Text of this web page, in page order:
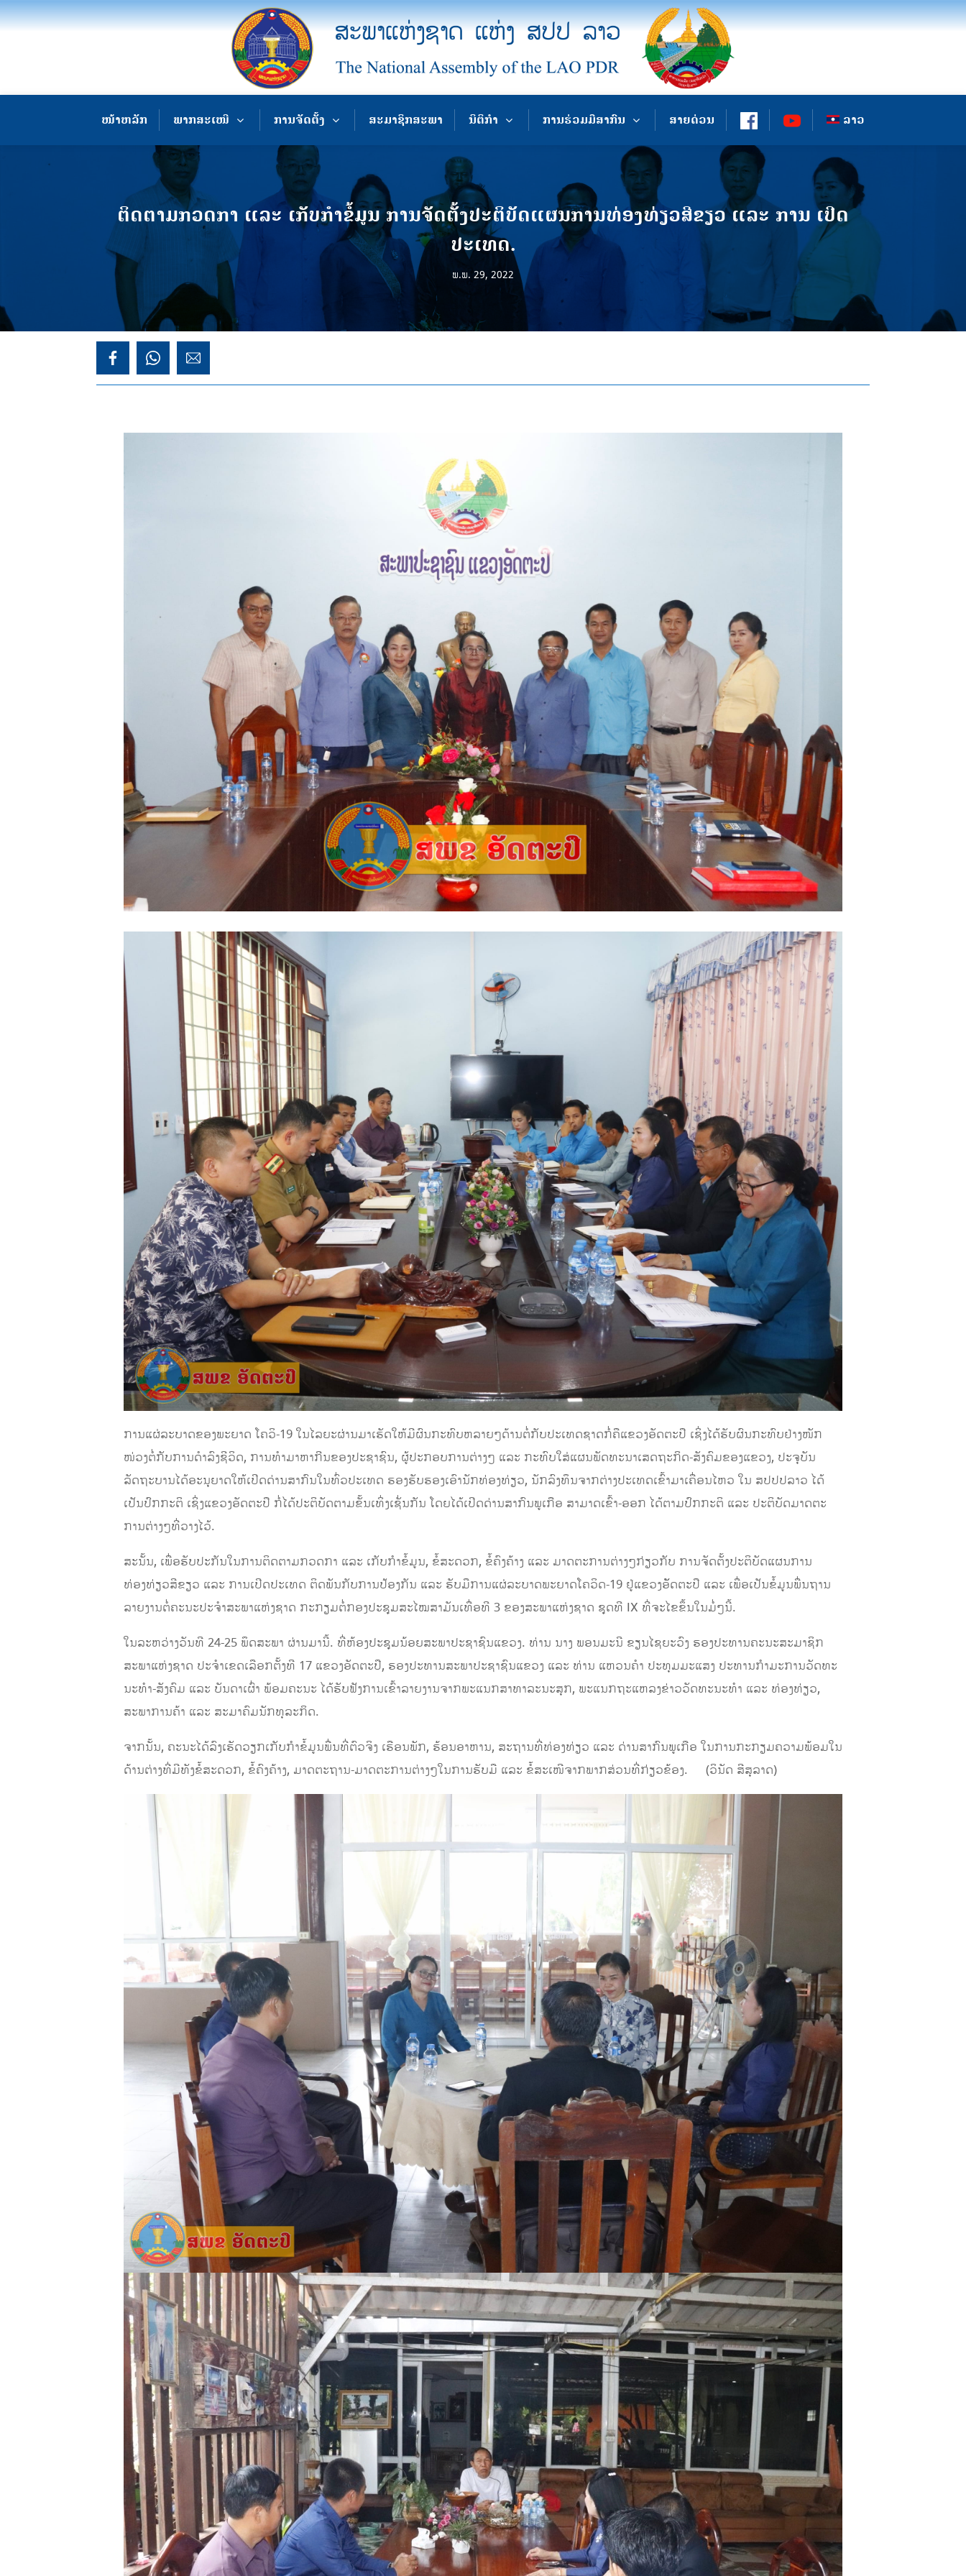
ໜ້າຫລັກ ພາກສະເໜີ ການຈັດຕັ້ງ ສະມາຊິກສະພາ ນິຕິກຳ ການຮ່ວມມືສາກົນ ສາຍດ່ວນ ລາວ
ຕິດຕາມກວດກາ ແລະ ເກັບກຳຂໍ້ມູນ ການຈັດຕັ້ງປະຕິບັດແຜນການທ່ອງທ່ຽວສີຂຽວ ແລະ ການ ເປີດ
ປະເທດ.
ພ.ພ. 29, 2022
ການແຜ່ລະບາດຂອງພະຍາດ ໂຄວິ-19 ໃນໄລຍະຜ່ານມາເຮັດໃຫ້ມີຜົນກະທົບຫລາຍໆດ້ານຕໍ່ກັບປະເທດຊາດກໍ່ຄືແຂວງອັດຕະປື ເຊິ່ງໄດ້ຮັບຜົນກະທົບຢ່າງໜັກ
ໜ່ວງຕໍ່ກັບການດຳລົງຊີວິດ, ການທຳມາຫາກີນຂອງປະຊາຊົນ, ຜູ້ປະກອບການຕ່າງໆ ແລະ ກະທົບໃສ່ແຜນພັດທະນາເສດຖະກິດ-ສັງຄົມຂອງແຂວງ, ປະຈຸບັນ
ລັດຖະບານໄດ້ອະນຸຍາດໃຫ້ເປີດດ່ານສາກົນໃນທົ່ວປະເທດ ຮອງຮັບຮອງເອົານັກທ່ອງທ່ຽວ, ນັກລົງທຶນຈາກຕ່າງປະເທດເຂົ້າມາເຄື່ອນໄຫວ ໃນ ສປປປລາວ ໄດ້
ເປັນປົກກະຕິ ເຊິ່ງແຂວງອັດຕະປື ກໍ່ໄດ້ປະຕິບັດຕາມຂັ້ນເທິ່ງເຊັ່ນກັນ ໂດຍໄດ້ເປີດດ່ານສາກົນພູເກືອ ສາມາດເຂົ້າ-ອອກ ໄດ້ຕາມປົກກະຕິ ແລະ ປະຕິບັດມາດຕະ
ການຕ່າງໆທີ່ວາງໄວ້.
ສະນັ້ນ, ເພື່ອຮັບປະກັນໃນການຕິດຕາມກວດກາ ແລະ ເກັບກຳຂໍ້ມູນ, ຂໍ້ສະດວກ, ຂໍ້ຄົງຄ້າງ ແລະ ມາດຕະການຕ່າງໆກ່ຽວກັບ ການຈັດຕັ້ງປະຕິບັດແຜນການ
ທ່ອງທ່ຽວສີຂຽວ ແລະ ການເປີດປະເທດ ຕິດພັນກັບການປ້ອງກັນ ແລະ ຮັບມືການແຜ່ລະບາດພະຍາດໂຄວິດ-19 ຢູ່ແຂວງອັັດຕະປື ແລະ ເພື່ອເປັນຂໍ້ມູນພື່ນຖານ
ລາຍງານຕໍ່ຄະນະປະຈໍາສະພາແຫ່ງຊາດ ກະກຽມຕໍ່ກອງປະຊຸມສະໄໝສາມັນເທື່ອທີ 3 ຂອງສະພາແຫ່ງຊາດ ຊຸດທີ IX ທີ່ຈະໄຂຂຶ້ນໃນມໍ່ໆນີ້.
ໃນລະຫວ່າງວັນທີ 24-25 ພຶດສະພາ ຜ່ານມານີ້. ທີ່ຫ້ອງປະຊຸມນ້ອຍສະພາປະຊາຊົນແຂວງ. ທ່ານ ນາງ ພອນມະນີ ຂຽນໄຊຍະວົງ ຮອງປະທານຄະນະສະມາຊິກ
ສະພາແຫ່ງຊາດ ປະຈໍາເຂດເລືອກຕັ້ງທີ 17 ແຂວງອັດຕະປື, ຮອງປະທານສະພາປະຊາຊົນແຂວງ ແລະ ທ່ານ ແຫວນຄຳ ປະທຸມມະແສງ ປະທານກໍາມະການວັດທະ
ນະທໍາ-ສັງຄົມ ແລະ ບັນດາເຜົ່າ ພ້ອມຄະນະ ໄດ້ຮັບຟັງການເຂົ້າລາຍງານຈາກພະແນກສາທາລະນະສຸກ, ພະແນກຖະແຫລງຂ່າວວັດທະນະທໍາ ແລະ ທ່ອງທ່ຽວ,
ສະພາການຄ້າ ແລະ ສະມາຄົມນັກທຸລະກິດ.
ຈາກນັ້ນ, ຄະນະໄດ້ລົງເຮັດວຽກເກັບກຳຂໍ້ມູນພື່ນທີ່ຕົວຈິງ ເຮືອນພັກ, ຮ້ອນອາຫານ, ສະຖານທີ່ທ່ອງທ່ຽວ ແລະ ດ່ານສາກົນພູເກືອ ໃນການກະກຽມຄວາມພ້ອມໃນ
ດ້ານຕ່າງທີ່ມີທັງຂໍ້ສະດວກ, ຂໍ້ຄົງຄ້າງ, ມາດຕະຖານ-ມາດຕະການຕ່າງໆໃນການຮັບມື ແລະ ຂໍ້ສະເໜີຈາກພາກສ່ວນທີ່ກ່ຽວຂ້ອງ. (ວິນັດ ສີສຸລາດ)